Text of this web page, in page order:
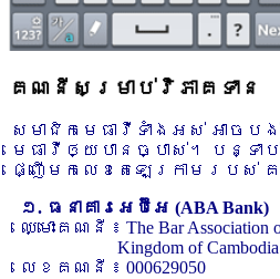
គណនីសម្រាប់វិភាគទាន
សមាជិកមេធាវីទាំងអស់ អាច
មេធាវីឲ្យបានច្បាស់។ បន្
ផ្ញើមកលេខតេឡេក្រាមរបស់ គណ
១. ធនាគារអេប៊ីអេ (ABA Bank)
ឈ្មោះគណនី ៖ The Bar Association
Kingdom of Cambodia
លេខគណនី ៖ 000629050